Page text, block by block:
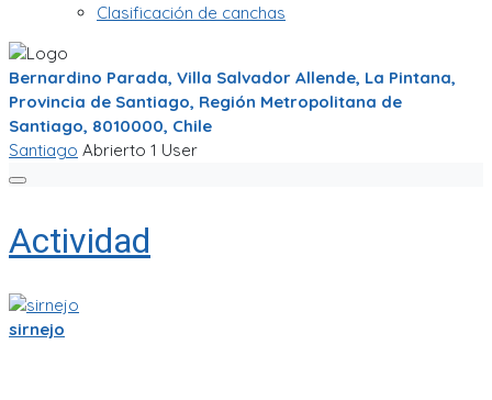
Clasificación de canchas
Bernardino Parada, Villa Salvador Allende, La Pintana,
Provincia de Santiago, Región Metropolitana de
Santiago, 8010000, Chile
Santiago Abrierto 1 User
Actividad
sirnejo